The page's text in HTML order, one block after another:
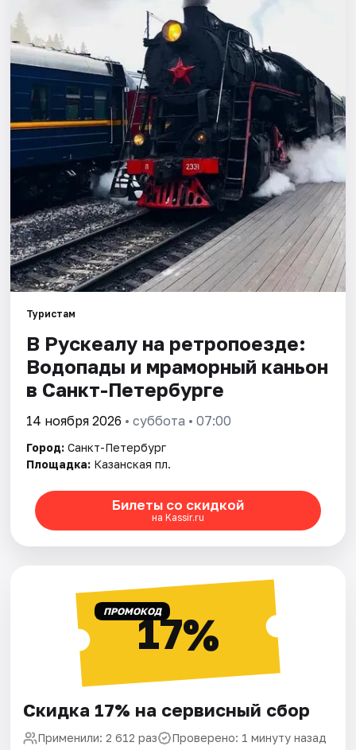
Города
Площадки
Артисты
Рейтинги
Туристам
В Рускеалу на ретропоезде:
Водопады и мраморный каньон
в Санкт-Петербурге
14 ноября 2026 • суббота • 07:00
Город: Санкт-Петербург
Площадка: Казанская пл.
Билеты со скидкой
на Kassir.ru
ПРОМОКОД17%
Скидка 17% на сервисный сбор
Применили: 2 612 раз Проверено: 1 минуту назад